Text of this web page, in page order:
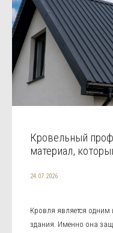
Кровельный
материал,
24.07.2026
Кровля является
здания. Именно она